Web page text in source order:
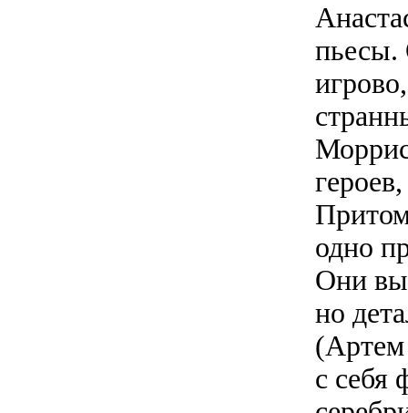
пьесы.
одно
Они
но
с себя